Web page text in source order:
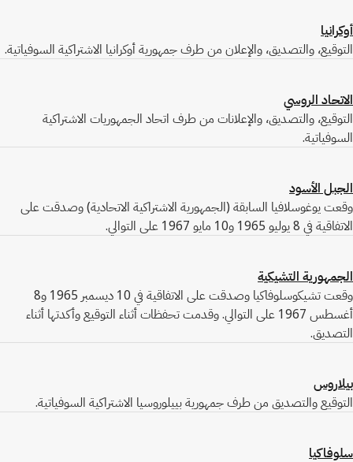
أوكرانيا
التوقيع، والتصديق، والإعلان من طرف جمهورية أوكرانيا الاشتراكية السوفياتية.
الاتحاد الروسي
التوقيع، والتصديق، والإعلانات من طرف اتحاد الجمهوريات الاشتراكية
السوفياتية.
الجبل الأسود
وقعت يوغوسلافيا السابقة (الجمهورية الاشتراكية الاتحادية) وصدقت على
الاتفاقية في 8 يوليو 1965 و10 مايو 1967 على التوالي.
الجمهورية التشيكية
وقعت تشيكوسلوفاكيا وصدقت على الاتفاقية في 10 ديسمبر 1965 و8
أغسطس 1967 على التوالي. وقدمت تحفظات أثناء التوقيع وأكدتها أثناء
التصديق.
بيلاروس
التوقيع والتصديق من طرف جمهورية بييلوروسيا الاشتراكية السوفياتية.
سلوفاكيا